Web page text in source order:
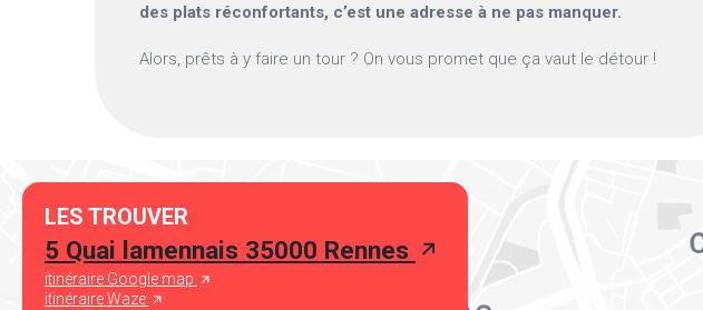
des plats réconfortants, c’est une adresse à ne pas manquer.
Alors, prêts à y faire un tour ? On vous promet que ça vaut le détour !
LES TROUVER
5 Quai lamennais 35000 Rennes
itinéraire Google map
itinéraire Waze